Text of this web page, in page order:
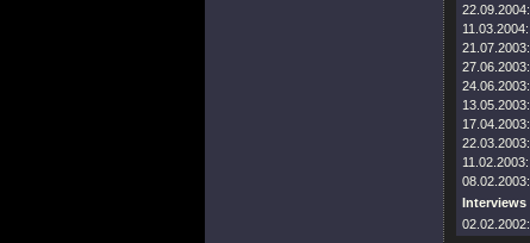
22.09.2004:
11.03.2004:
21.07.2003:
27.06.2003:
24.06.2003:
13.05.2003:
17.04.2003:
22.03.2003:
11.02.2003:
08.02.2003:
Interviews
02.02.2002: